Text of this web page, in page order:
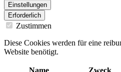
Einstellungen
Erforderlich
Zustimmen
Diese Cookies werden für eine
Website benötigt.
Name Zweck